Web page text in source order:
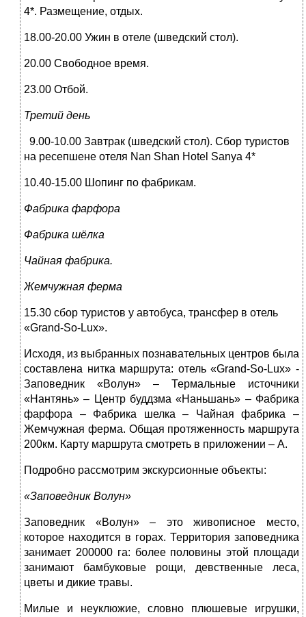
4*. Размещение, отдых.
18.00-20.00 Ужин в отеле (шведский стол).
20.00 Свободное время.
23.00 Отбой.
Третий день
9.00-10.00 Завтрак (шведский стол). Сбор туристов
на ресепшене отеля Nan Shan Hotel Sanya 4*
10.40-15.00 Шопинг по фабрикам.
Фабрика фарфора
Фабрика шёлка
Чайная фабрика.
Жемчужная ферма
15.30 сбор туристов у автобуса, трансфер в отель
«Grand-So-Lux».
Исходя, из выбранных познавательных центров была
составлена нитка маршрута: отель «Grand-So-Lux» -
Заповедник «Волун» – Термальные источники
«Нантянь» – Центр буддзма «Наньшань» – Фабрика
фарфора – Фабрика шелка – Чайная фабрика –
Жемчужная ферма. Общая протяженность маршрута
200км. Карту маршрута смотреть в приложении – А.
Подробно рассмотрим экскурсионные объекты:
«Заповедник Волун»
Заповедник «Волун» – это живописное место,
которое находится в горах. Территория заповедника
занимает 200000 га: более половины этой площади
занимают бамбуковые рощи, девственные леса,
цветы и дикие травы.
Милые и неуклюжие, словно плюшевые игрушки,